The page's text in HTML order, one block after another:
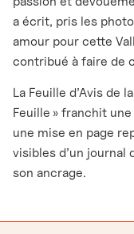
a écrit, pris les
amour pour cette
contribué à faire de
La Feuille d’Avis de
Feuille » franchit
une mise en page
visibles d’un
son ancrage.